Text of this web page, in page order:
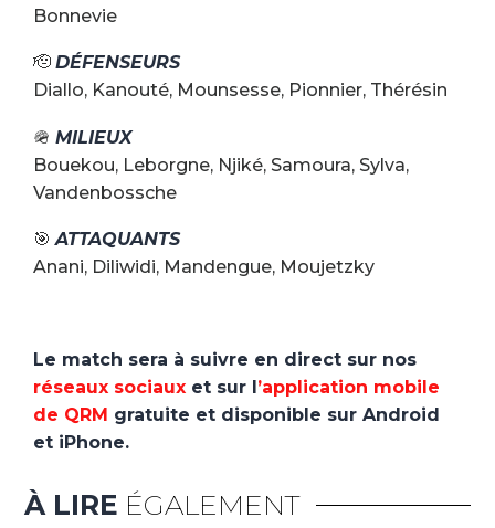
Bonnevie
🫡 DÉFENSEURS
Diallo, Kanouté, Mounsesse, Pionnier, Thérésin
🪖 MILIEUX
Bouekou, Leborgne, Njiké, Samoura, Sylva,
Vandenbossche
🎯ATTAQUANTS
Anani, Diliwidi, Mandengue, Moujetzky
Le match sera à suivre en direct sur nos
réseaux sociaux et sur l’application mobile
de QRM gratuite et disponible sur Android
et iPhone.
À LIRE ÉGALEMENT